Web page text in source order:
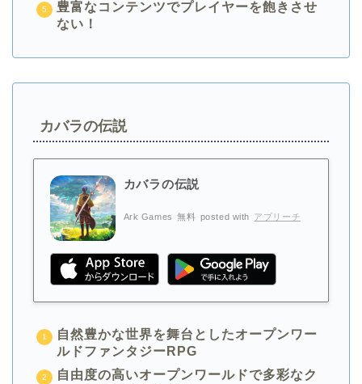
豊富なコンテンツでプレイヤーを飽きさせ
ない！
カバラの伝説
カバラの伝説
Ark Games 無料 posted with アプリーチ
自然豊かな世界を舞台としたオープンワー
ルドファンタジーRPG
自由度の高いオープンワールドで多彩なク